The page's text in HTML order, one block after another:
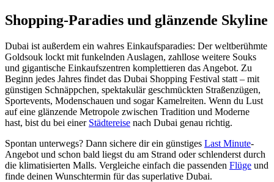
Shopping-Paradies und glänzende Skyline
Dubai ist außerdem ein wahres Einkaufsparadies: Der weltberühmte
Goldsouk lockt mit funkelnden Auslagen, zahllose weitere Souks
und gigantische Einkaufszentren komplettieren das Angebot. Zu
Beginn jedes Jahres findet das Dubai Shopping Festival statt – mit
günstigen Schnäppchen, spektakulär geschmückten Straßenzügen,
Sportevents, Modenschauen und sogar Kamelreiten. Wenn du Lust
auf eine glänzende Metropole zwischen Tradition und Moderne
hast, bist du bei einer Städtereise nach Dubai genau richtig.
Spontan unterwegs? Dann sichere dir ein günstiges Last Minute-
Angebot und schon bald liegst du am Strand oder schlenderst durch
die klimatisierten Malls. Vergleiche einfach die passenden Flüge und
finde deinen Wunschtermin für das superlative Dubai.